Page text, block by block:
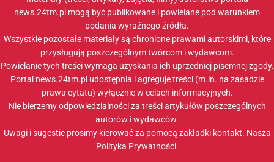
news.24tm.pl mogą być publikowane i powielane pod warunkiem
podania wyraźnego źródła.
Wszystkie pozostałe materiały są chronione prawami autorskimi, które
przysługują poszczególnym twórcom i wydawcom.
Powielanie tych treści wymaga uzyskania ich uprzedniej pisemnej zgody.
Portal news.24tm.pl udostępnia i agreguje treści (m.in. na zasadzie
prawa cytatu) wyłącznie w celach informacyjnych.
Nie bierzemy odpowiedzialności za treści artykułów poszczególnych
autorów i wydawców.
Uwagi i sugestie prosimy kierować za pomocą zakładki kontakt. Nasza
Polityka Prywatności.